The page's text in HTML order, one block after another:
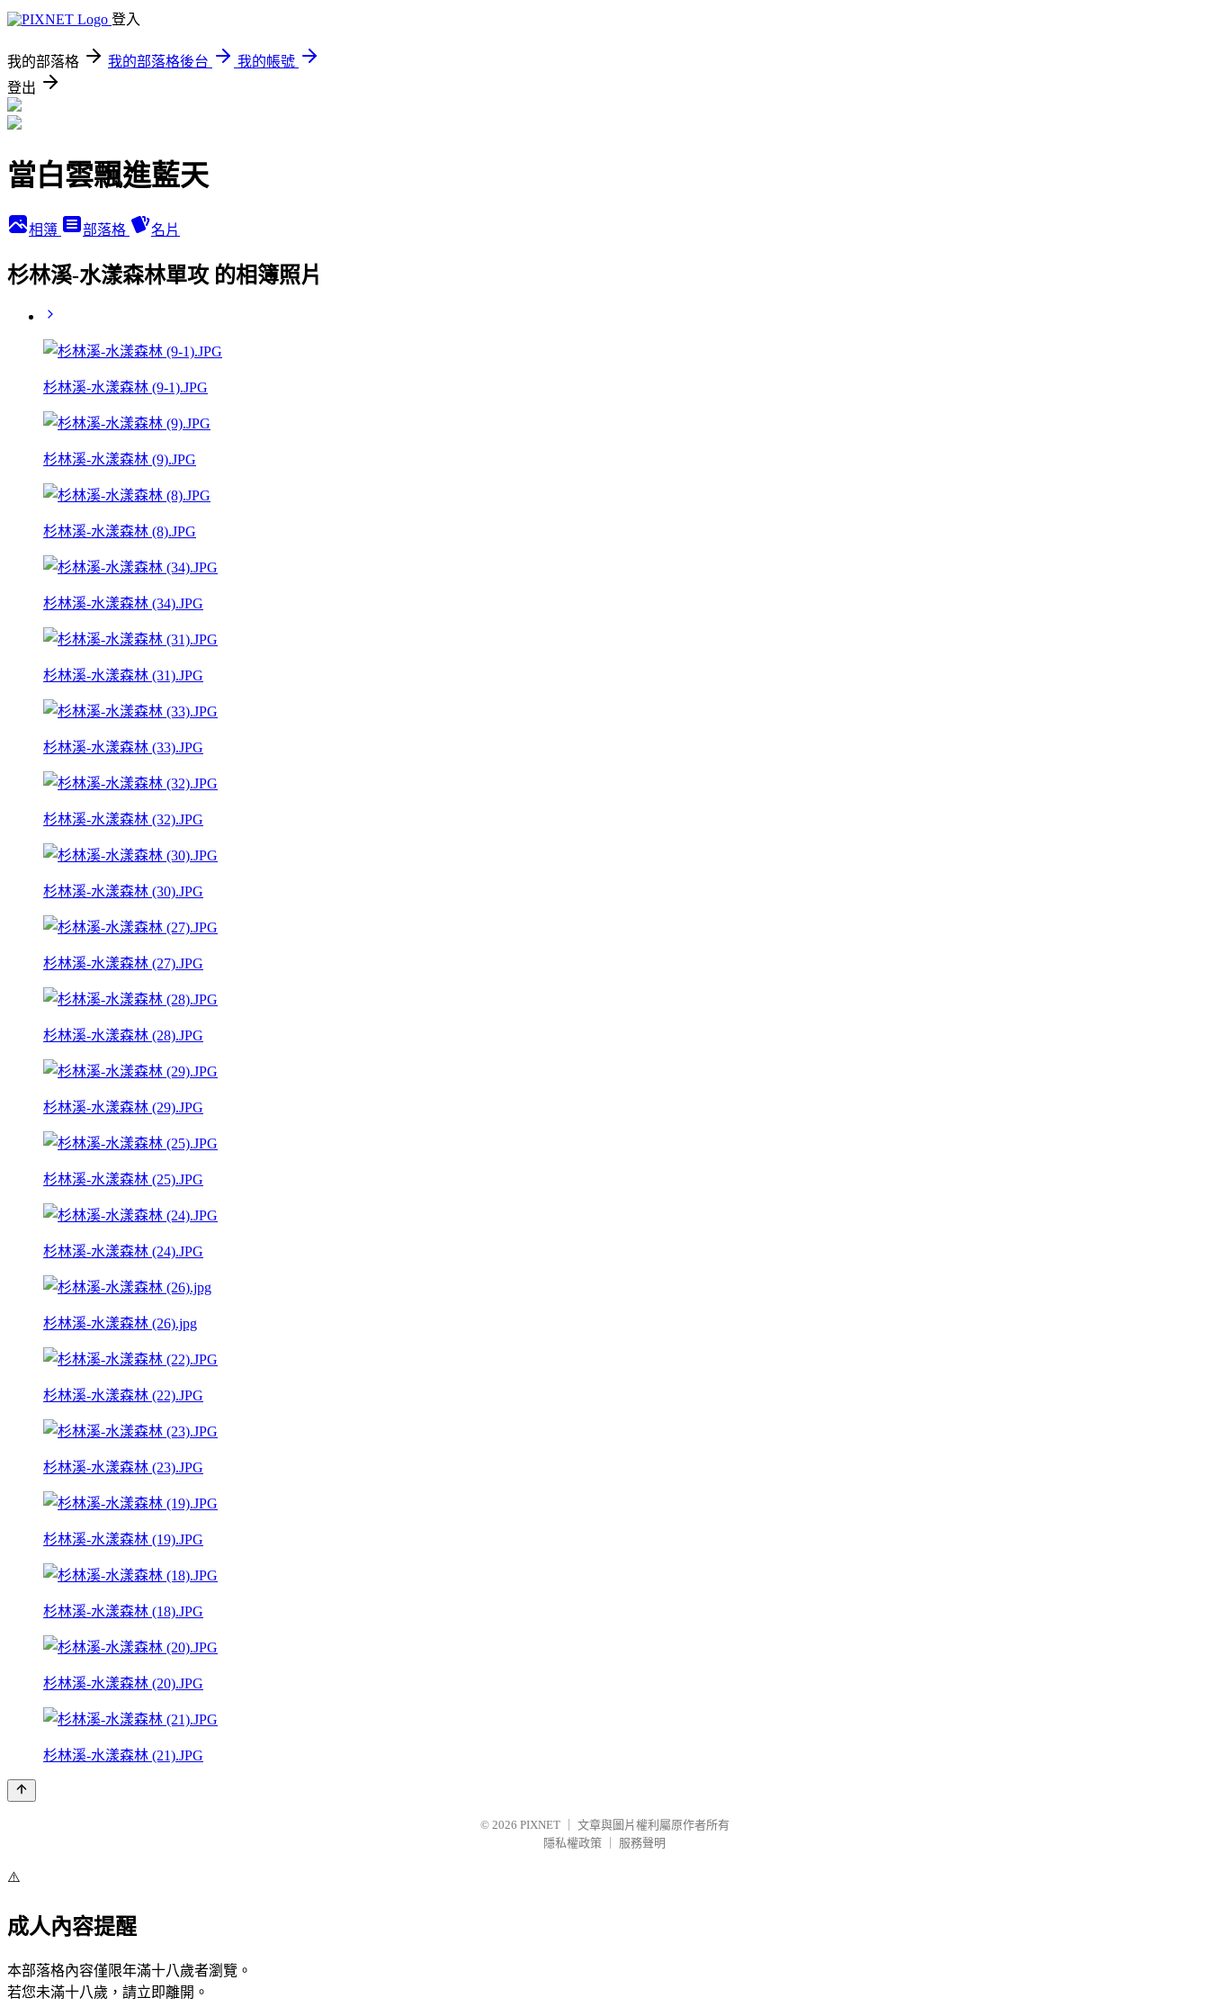
登入
我的部落格 我的部落格後台
我的帳號
登出
當白雲飄進藍天
相簿 部落格 名片
杉林溪-水漾森林單攻 的相簿照片
杉林溪-水漾森林 (9-1).JPG
杉林溪-水漾森林 (9).JPG
杉林溪-水漾森林 (8).JPG
杉林溪-水漾森林 (34).JPG
杉林溪-水漾森林 (31).JPG
杉林溪-水漾森林 (33).JPG
杉林溪-水漾森林 (32).JPG
杉林溪-水漾森林 (30).JPG
杉林溪-水漾森林 (27).JPG
杉林溪-水漾森林 (28).JPG
杉林溪-水漾森林 (29).JPG
杉林溪-水漾森林 (25).JPG
杉林溪-水漾森林 (24).JPG
杉林溪-水漾森林 (26).jpg
杉林溪-水漾森林 (22).JPG
杉林溪-水漾森林 (23).JPG
杉林溪-水漾森林 (19).JPG
杉林溪-水漾森林 (18).JPG
杉林溪-水漾森林 (20).JPG
杉林溪-水漾森林 (21).JPG
© 2026 PIXNET
文章與圖片權利屬原作者所有
隱私權政策
服務聲明
⚠️
成人內容提醒
本部落格內容僅限年滿十八歲者瀏覽。
若您未滿十八歲，請立即離開。